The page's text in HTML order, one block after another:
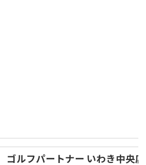
ゴルフパートナー いわき中央店